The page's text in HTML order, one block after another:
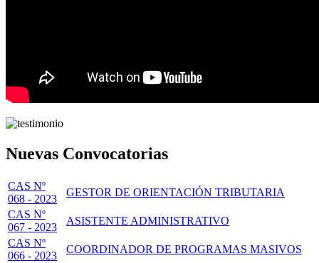
Nuevas Convocatorias
CAS Nº
068 - 2023
GESTOR DE ORIENTACIÓN TRIBUTARIA
CAS Nº
067 - 2023
ASISTENTE ADMINISTRATIVO
CAS Nº
066 - 2023
COORDINADOR DE PROGRAMAS MASIVOS